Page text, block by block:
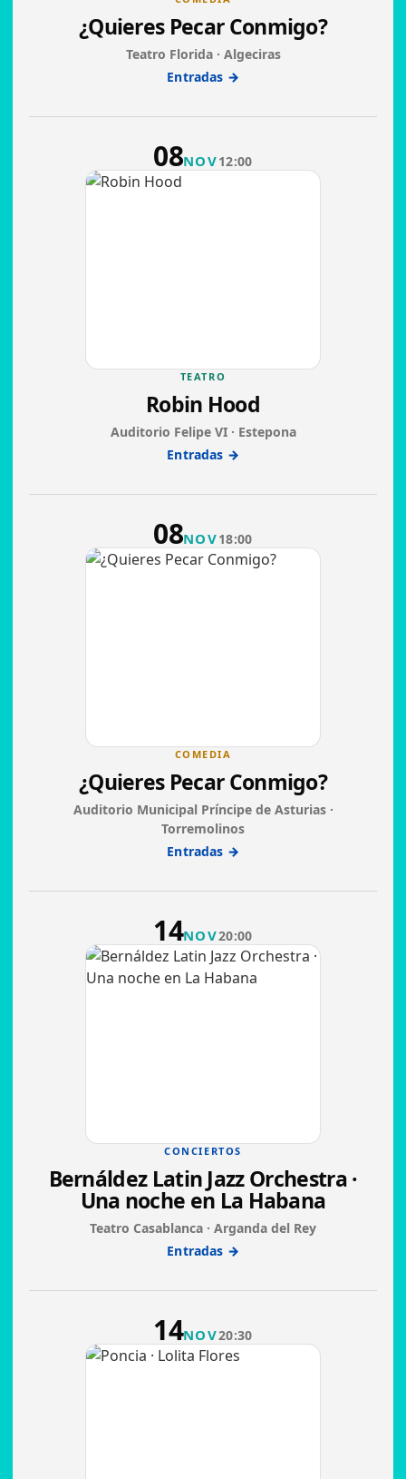
¿Quieres Pecar Conmigo?
Teatro Florida · Algeciras
Entradas →
08NOV12:00
TEATRO
Robin Hood
Auditorio Felipe VI · Estepona
Entradas →
08NOV18:00
COMEDIA
¿Quieres Pecar Conmigo?
Auditorio Municipal Príncipe de Asturias ·
Torremolinos
Entradas →
14NOV20:00
CONCIERTOS
Bernáldez Latin Jazz Orchestra ·
Una noche en La Habana
Teatro Casablanca · Arganda del Rey
Entradas →
14NOV20:30